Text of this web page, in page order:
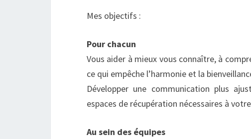
Mes objectifs :
Pour chacun
Vous aider à mieux vous connaître, à
ce qui empêche l’harmonie et la
Développer une communication plus
espaces de récupération nécessaires à
Au sein des équipes